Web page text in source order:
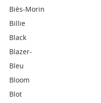
Biès-Morin
Billie
Black
Blazer-
Bleu
Bloom
Blot